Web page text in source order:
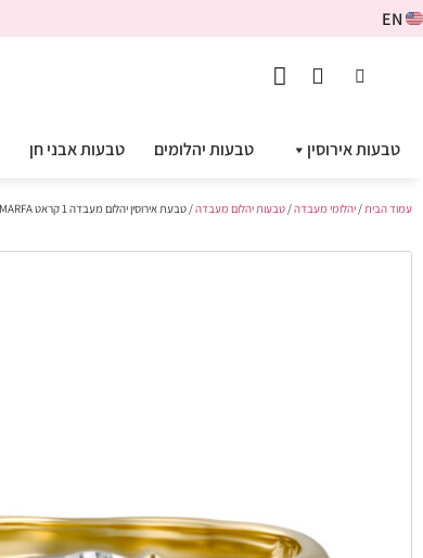
EN
טבעות אירוסין טבעות יהלומים טבעות אבני חן
עמוד הבית/יהלומי מעבדה/טבעות יהלום מעבדה/ טבעת אירוסין יהלום מעבדה 1 קראט MARFA